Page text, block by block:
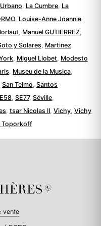
La Cumbre, La
, Louise-Anne Joannie
Manuel GUTIERREZ,
y Solares Martinez
, Miguel Llobet Modesto
Museu de la Musica,
San Telmo Santos
, SE77, Séville,
tsar Nicolas II, Vichy, Vichy
Toporkoff
vente